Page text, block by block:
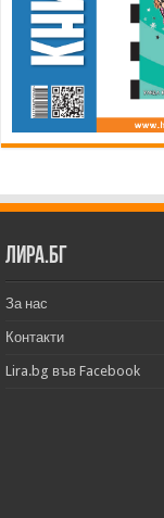
Лира.бг
За нас
Контакти
Lira.bg във Facebook